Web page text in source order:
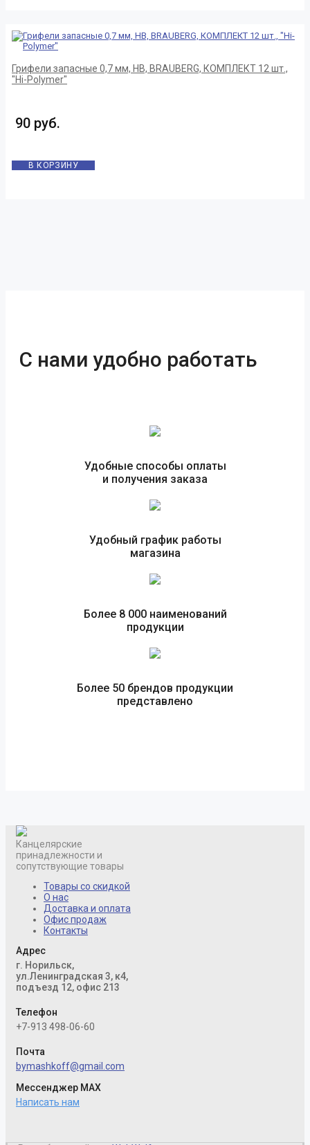
Грифели запасные 0,7 мм, HB, BRAUBERG, КОМПЛЕКТ 12 шт.,
"Hi-Polymer"
90 руб.
В КОРЗИНУ
С нами удобно работать
Удобные способы оплаты
и получения заказа
Удобный график работы
магазина
Более 8 000 наименований
продукции
Более 50 брендов продукции
представлено
Канцелярские
принадлежности и
сопутствующие товары
Товары со скидкой
О нас
Доставка и оплата
Офис продаж
Контакты
Адрес
г. Норильск,
ул.Ленинградская 3, к4,
подъезд 12, офис 213
Телефон
+7-913 498-06-60
Почта
bymashkoff@gmail.com
Мессенджер MAX
Написать нам